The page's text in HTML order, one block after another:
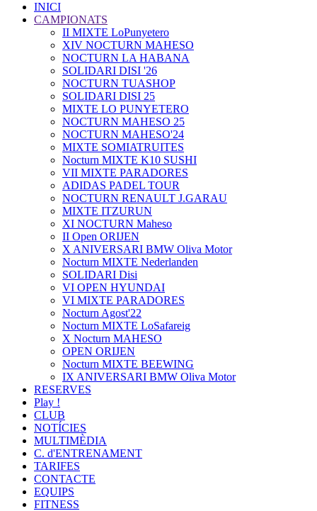
INICI
CAMPIONATS
II MIXTE LoPunyetero
XIV NOCTURN MAHESO
NOCTURN LA HABANA
SOLIDARI DISI '26
NOCTURN TUASHOP
SOLIDARI DISI 25
MIXTE LO PUNYETERO
NOCTURN MAHESO 25
NOCTURN MAHESO'24
MIXTE SOMIATRUITES
Nocturn MIXTE K10 SUSHI
VII MIXTE PARADORES
ADIDAS PADEL TOUR
NOCTURN RENAULT J.GARAU
MIXTE ITZURUN
XI NOCTURN Maheso
II Open ORIJEN
X ANIVERSARI BMW Oliva Motor
Nocturn MIXTE Nederlanden
SOLIDARI Disi
VI OPEN HYUNDAI
VI MIXTE PARADORES
Nocturn Agost'22
Nocturn MIXTE LoSafareig
X Nocturn MAHESO
OPEN ORIJEN
Nocturn MIXTE BEEWING
IX ANIVERSARI BMW Oliva Motor
RESERVES
Play !
CLUB
NOTÍCIES
MULTIMÈDIA
C. d'ENTRENAMENT
TARIFES
CONTACTE
EQUIPS
FITNESS